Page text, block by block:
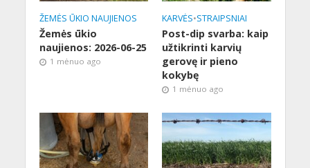
ŽEMĖS ŪKIO NAUJIENOS
Žemės ūkio
naujienos: 2026-06-25
1 mėnuo ago
KARVĖS•STRAIPSNIAI
Post-dip svarba: kaip
užtikrinti karvių
gerovę ir pieno
kokybę
1 mėnuo ago